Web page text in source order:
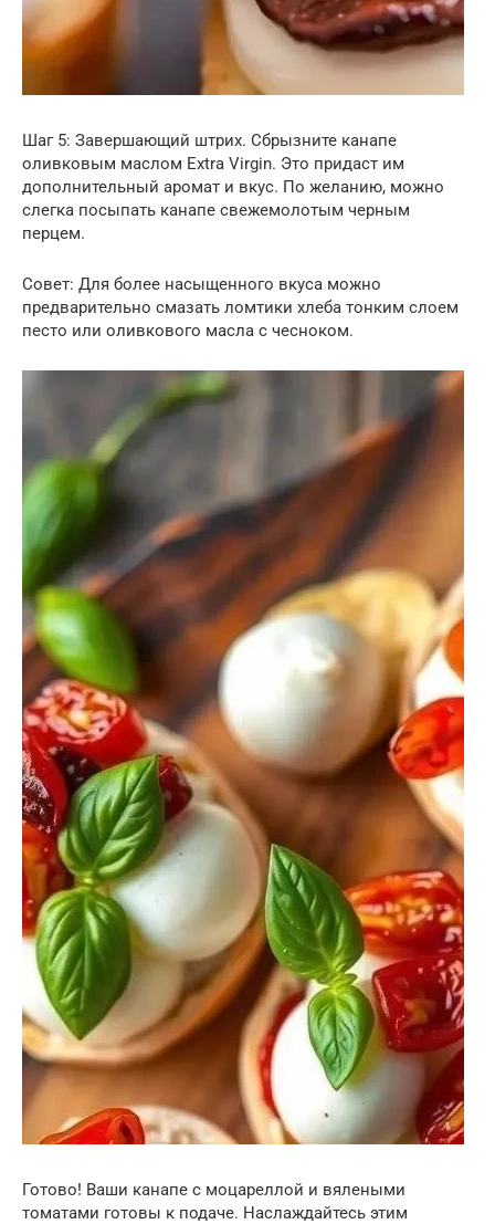
Шаг 5: Завершающий штрих. Сбрызните канапе
оливковым маслом Extra Virgin. Это придаст им
дополнительный аромат и вкус. По желанию, можно
слегка посыпать канапе свежемолотым черным
перцем.
Совет: Для более насыщенного вкуса можно
предварительно смазать ломтики хлеба тонким слоем
песто или оливкового масла с чесноком.
Готово! Ваши канапе с моцареллой и вялеными
томатами готовы к подаче. Наслаждайтесь этим